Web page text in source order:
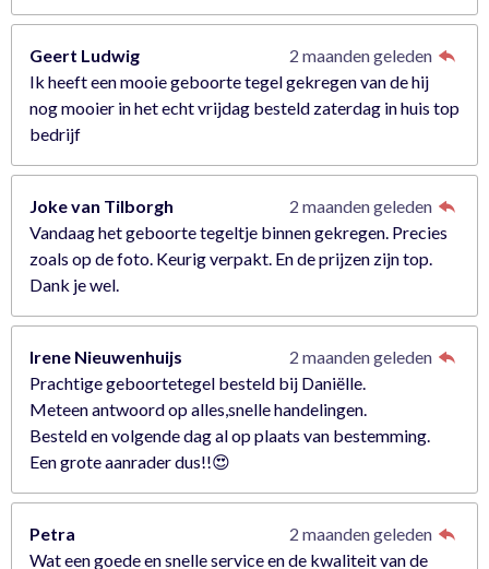
Geert Ludwig
2 maanden geleden
Ik heeft een mooie geboorte tegel gekregen van de hij
nog mooier in het echt vrijdag besteld zaterdag in huis top
bedrijf
Joke van Tilborgh
2 maanden geleden
Vandaag het geboorte tegeltje binnen gekregen. Precies
zoals op de foto. Keurig verpakt. En de prijzen zijn top.
Dank je wel.
Irene Nieuwenhuijs
2 maanden geleden
Prachtige geboortetegel besteld bij Daniëlle.
Meteen antwoord op alles,snelle handelingen.
Besteld en volgende dag al op plaats van bestemming.
Een grote aanrader dus!!😍
Petra
2 maanden geleden
Wat een goede en snelle service en de kwaliteit van de